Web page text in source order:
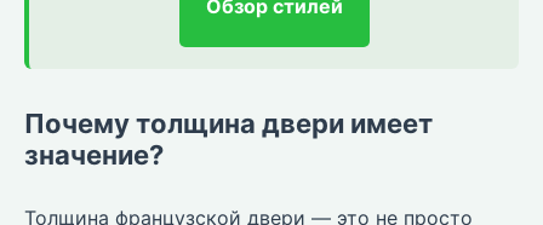
Обзор стилей
Почему толщина двери имеет
значение?
Толщина французской двери — это не просто